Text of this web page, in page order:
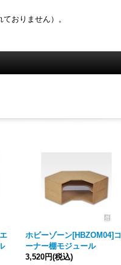
おりません）。
ホビーゾーン[HBZOM04]コ
ーナー棚モジュール
3,520円(税込)